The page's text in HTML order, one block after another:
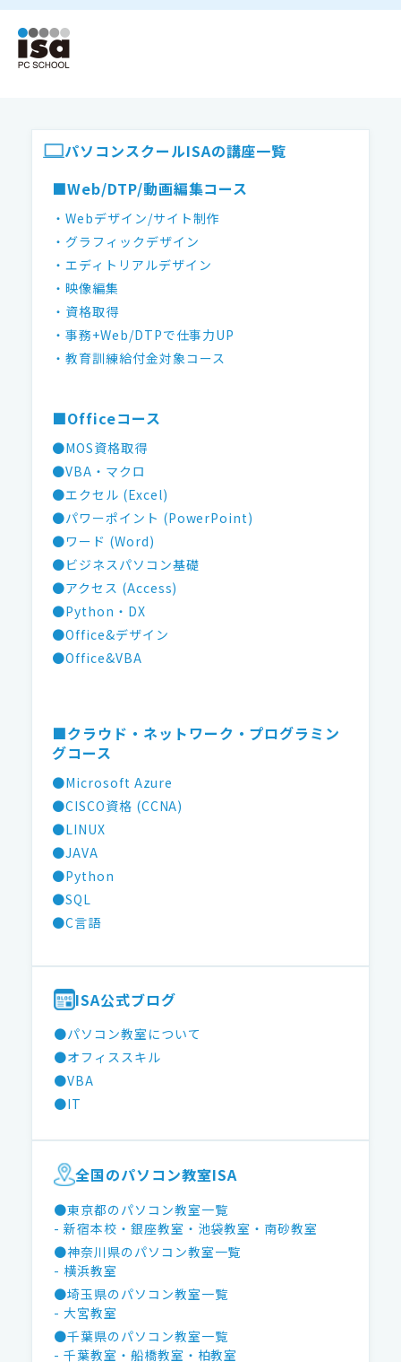
パソコンスクールISAの講座一覧
■Web/DTP/動画編集コース
・Webデザイン/サイト制作
・グラフィックデザイン
・エディトリアルデザイン
・映像編集
・資格取得
・事務+Web/DTPで仕事力UP
・教育訓練給付金対象コース
■Officeコース
●MOS資格取得
●VBA・マクロ
●エクセル (Excel)
●パワーポイント (PowerPoint)
●ワード (Word)
●ビジネスパソコン基礎
●アクセス (Access)
●Python・DX
●Office&デザイン
●Office&VBA
■クラウド・ネットワーク・プログラミン
グコース
●Microsoft Azure
●CISCO資格 (CCNA)
●LINUX
●JAVA
●Python
●SQL
●C言語
ISA公式ブログ
●パソコン教室について
●オフィススキル
●VBA
●IT
全国のパソコン教室ISA
●東京都のパソコン教室一覧
- 新宿本校 ・銀座教室 ・池袋教室 ・南砂教室
●神奈川県のパソコン教室一覧
- 横浜教室
●埼玉県のパソコン教室一覧
- 大宮教室
●千葉県のパソコン教室一覧
- 千葉教室 ・船橋教室 ・柏教室